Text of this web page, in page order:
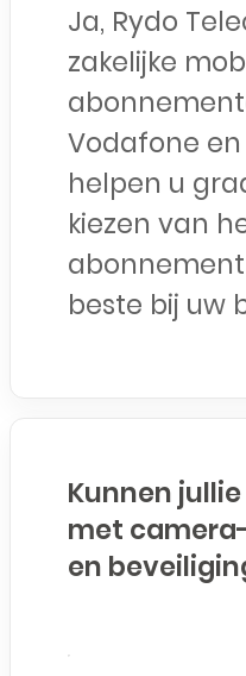
Ja, Rydo
zakelijke
Vodafone en
helpen u
kiezen van
beste bij uw
Kunnen
met
en